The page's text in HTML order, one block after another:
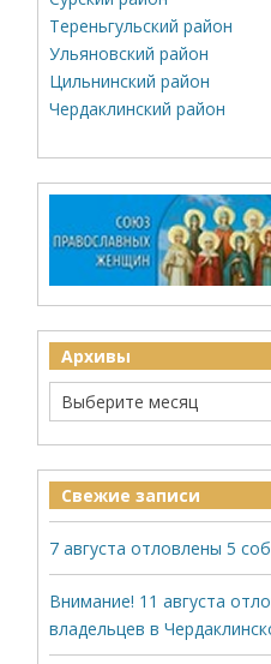
Тереньгульский район
Ульяновский район
Цильнинский район
Чердаклинский район
Архивы
Свежие записи
7 августа отловлены 5
Внимание! 11 августа
владельцев в